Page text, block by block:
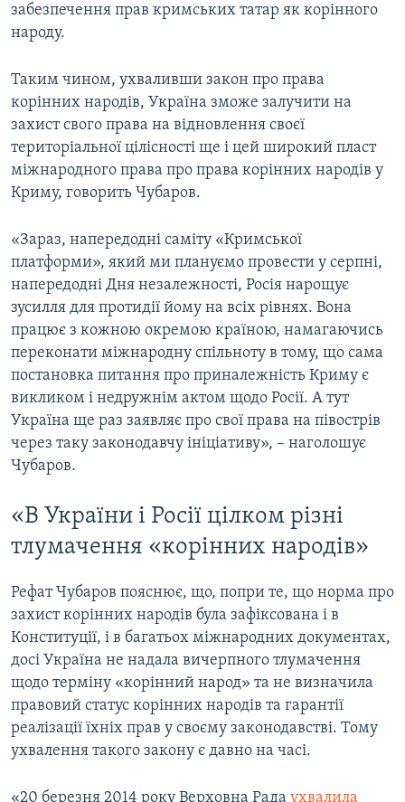
забезпечення прав кримських татар як корінного
народу.
Таким чином, ухваливши закон про права
корінних народів, Україна зможе залучити на
захист свого права на відновлення своєї
територіальної цілісності ще і цей широкий пласт
міжнародного права про права корінних народів у
Криму, говорить Чубаров.
«Зараз, напередодні саміту «Кримської
платформи», який ми плануємо провести у серпні,
напередодні Дня незалежності, Росія нарощує
зусилля для протидії йому на всіх рівнях. Вона
працює з кожною окремою країною, намагаючись
переконати міжнародну спільноту в тому, що сама
постановка питання про приналежність Криму є
викликом і недружнім актом щодо Росії. А тут
Україна ще раз заявляє про свої права на півострів
через таку законодавчу ініціативу», – наголошує
Чубаров.
«В України і Росії цілком різні
тлумачення «корінних народів»
Рефат Чубаров пояснює, що, попри те, що норма про
захист корінних народів була зафіксована і в
Конституції, і в багатьох міжнародних документах,
досі Україна не надала вичерпного тлумачення
щодо терміну «корінний народ» та не визначила
правовий статус корінних народів та гарантії
реалізації їхніх прав у своєму законодавстві. Тому
ухвалення такого закону є давно на часі.
«20 березня 2014 року Верховна Рада ухвалила